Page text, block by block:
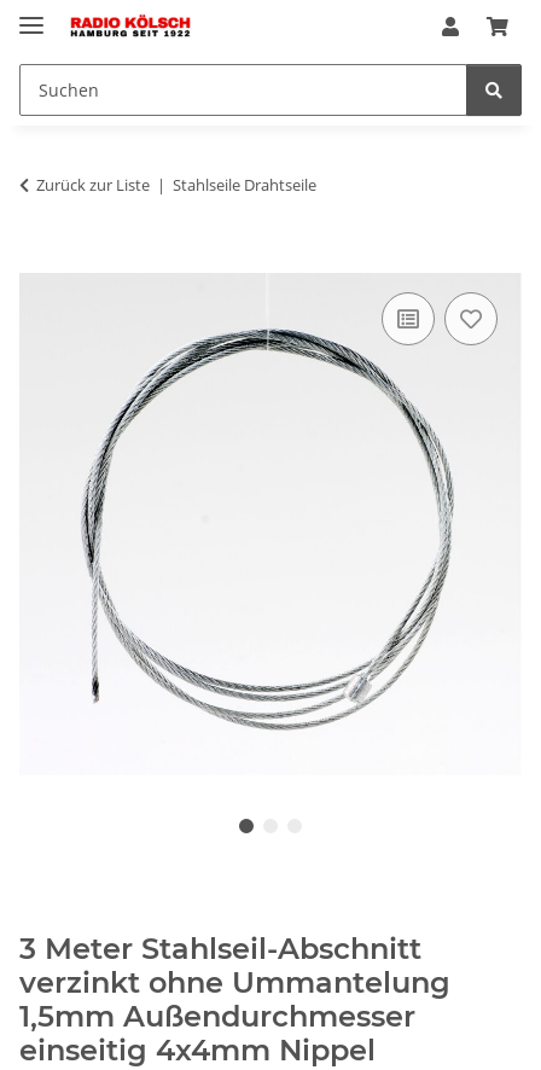
Zurück zur Liste Stahlseile Drahtseile
3 Meter Stahlseil-Abschnitt
verzinkt ohne Ummantelung
1,5mm Außendurchmesser
einseitig 4x4mm Nippel